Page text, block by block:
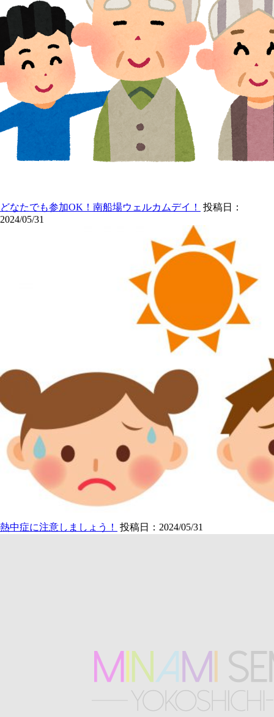
どなたでも参加OK！南船場ウェルカムデイ！
投稿日：
2024/05/31
熱中症に注意しましょう！ 投稿日：2024/05/31